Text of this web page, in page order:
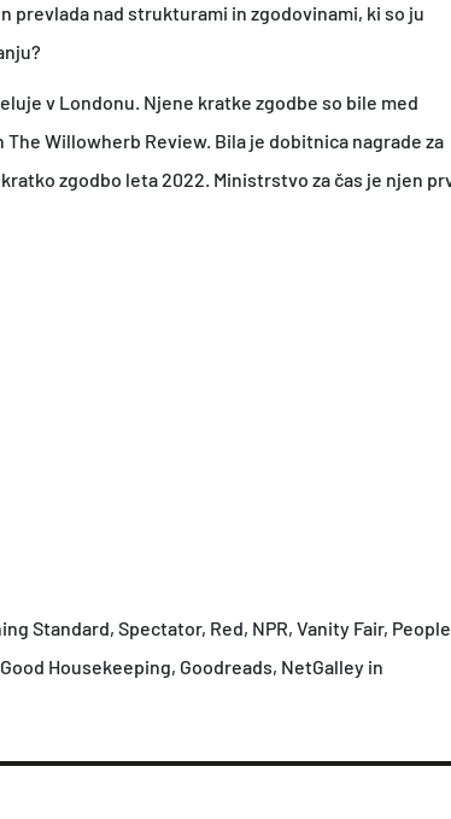
nad strukturami in zgodovinami, ki so ju
v Londonu. Njene kratke zgodbe so bile med
Willowherb Review. Bila je dobitnica nagrade za
zgodbo leta 2022. Ministrstvo za čas je njen
Standard, Spectator, Red, NPR, Vanity Fair,
Housekeeping, Goodreads, NetGalley in